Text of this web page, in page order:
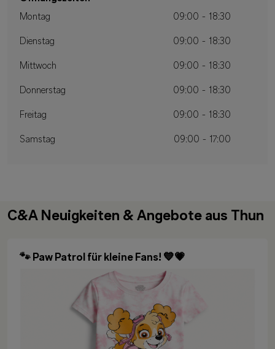
Montag
09:00 - 18:30
Dienstag 09:00 - 18:30
Mittwoch 09:00 - 18:30
Donnerstag 09:00 - 18:30
Freitag 09:00 - 18:30
Samstag 09:00 - 17:00
C&A Neuigkeiten & Angebote aus Thun
🐾 Paw Patrol für kleine Fans! 💙💗